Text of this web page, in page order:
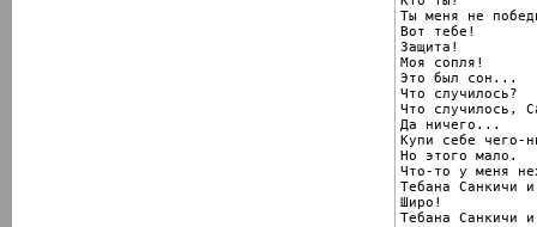
Ты меня не
Вот тебе!
Защита!
Моя сопля!
Это был сон...
Что случилось?
Что случилось,
Да ничего...
Купи себе чего-
Но этого мало.
Что-то у меня
Тебана Санкичи
Широ!
Тебана Санкичи